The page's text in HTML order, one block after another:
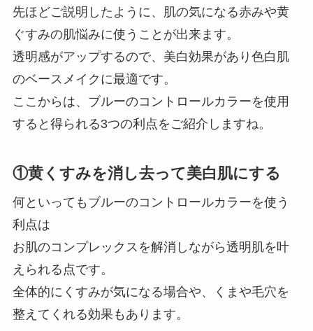
先ほどご説明したように、肌の気になる赤みや黄
ぐすみの肌悩みに使うことが出来ます。
透明感がアップするので、美白効果があり色白肌
のベースメイクに最適です。
ここからは、ブルーのコントロールカラーを使用
すると得られる3つの利点をご紹介しますね。
①黄くすみを消し去って美白肌にする
何といってもブルーのコントロールカラーを使う
利点は
お肌のコンプレックスを解消しながら透明肌を叶
えられる点です。
全体的にくすみが気になる場合や、くまや毛穴を
整えてくれる効果もあります。